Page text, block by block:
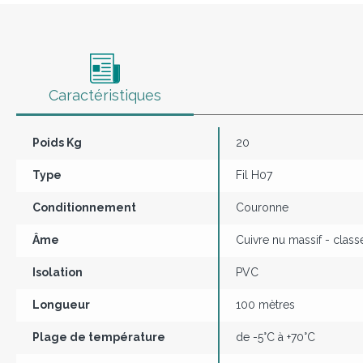
Caractéristiques
Poids Kg 20
Type Fil H07
Conditionnement Couronne
Âme Cuivre nu massif -
Isolation PVC
Longueur 100 mètres
Plage de température de -5°C à +70°C